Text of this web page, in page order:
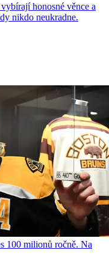
honosné věnce a
nikdo neukradne.
100 milionů ročně. Na